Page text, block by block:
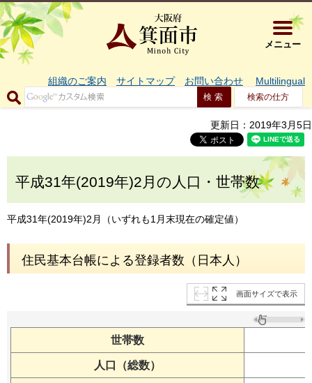
大阪府箕
メニュー
組織のご案内 サイトマップ お問い合わせ Multilingual
検索の仕方
更新日：2019年3月5日
平成31年(2019年)2月の人口・世帯数
平成31年(2019年)2月（いずれも1月末現在の確定値）
住民基本台帳による登録者数（日本人）
画面サイズで表示
世帯数
人口（総数）